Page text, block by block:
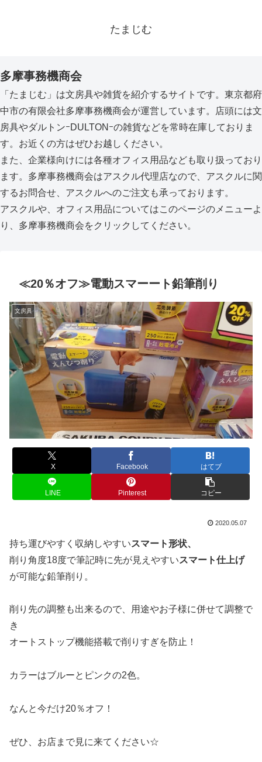
たまじむ
多摩事務機商会
「たまじむ」は文房具や雑貨を紹介するサイトです。東京都府
中市の有限会社多摩事務機商会が運営しています。店頭には文
房具やダルトンｰDULTONｰの雑貨などを常時在庫しておりま
す。お近くの方はぜひお越しください。
また、企業様向けには各種オフィス用品なども取り扱っており
ます。多摩事務機商会はアスクル代理店なので、アスクルに関
するお問合せ、アスクルへのご注文も承っております。
アスクルや、オフィス用品についてはこのページのメニューよ
り、多摩事務機商会をクリックしてください。
≪20％オフ≫電動スマーート鉛筆削り
文房具
X Facebook はてブ
LINE Pinterest コピー
2020.05.07
持ち運びやすく収納しやすいスマート形状、
削り角度18度で筆記時に先が見えやすいスマート仕上げ
が可能な鉛筆削り。
削り先の調整も出来るので、用途やお子様に併せて調整で
き
オートストップ機能搭載で削りすぎを防止！
カラーはブルーとピンクの2色。
なんと今だけ20％オフ！
ぜひ、お店まで見に来てください☆